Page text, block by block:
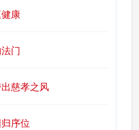
康
门
慈孝之风
序位